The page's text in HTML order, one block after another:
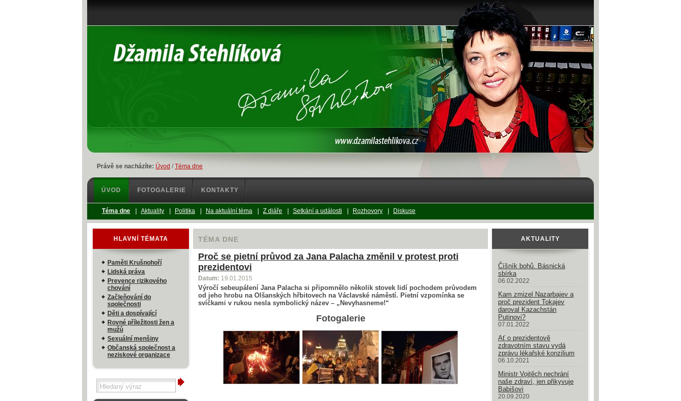
Právě se nacházíte: Úvod /Téma dne
TÉMA DNE
Proč se pietní průvod za Jana Palacha změnil v protest proti
prezidentovi
Datum: 19.01.2015
Výročí sebeupálení Jana Palacha si připomnělo několik stovek lidí pochodem průvodem
od jeho hrobu na Olšanských hřbitovech na Václavské náměstí. Pietní vzpomínka se
svíčkami v rukou nesla symbolický název – „Nevyhasneme!“
Fotogalerie
HLAVNÍ TÉMATA
Paměti Krušnohoří
Lidská práva
Prevence rizikového
chování
Začleňování do
společnosti
Děti a dospívající
Rovné příležitosti žen a
mužů
Sexuální menšiny
Občanská společnost a
neziskové organizace
AKTUALITY
Číšník bohů. Básnická
sbírka
06.02.2022
Kam zmizel Nazarbajev a
proč prezident Tokajev
daroval Kazachstán
Putinovi?
07.01.2022
Ať o prezidentově
zdravotním stavu vydá
zprávu lékařské konzilium
06.10.2021
Ministr Vojtěch nechrání
naše zdraví, jen přikyvuje
Babišovi
20.09.2020
ÚVOD FOTOGALERIE KONTAKTY
Téma dne Aktuality Politika Na aktuální téma Z diáře Setkání a události Rozhovory Diskuse